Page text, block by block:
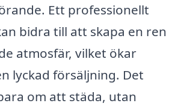
Ett professionellt
bidra till att skapa en ren
atmosfär, vilket ökar
lyckad försäljning. Det
om att städa, utan